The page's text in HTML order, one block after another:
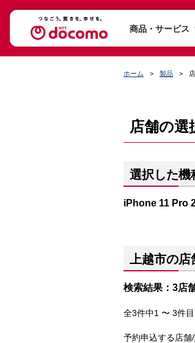
商品・サービス
ホーム 製品
店舗の選
選択した機
iPhone 11 Pro
上越市の店
検索結果：3店
全3件中1 〜 3件
予約申込する店舗